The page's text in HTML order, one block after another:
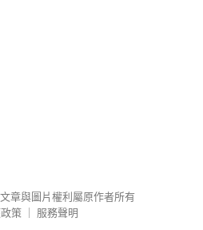
文章與圖片權利屬原作者所有
策
服務聲明